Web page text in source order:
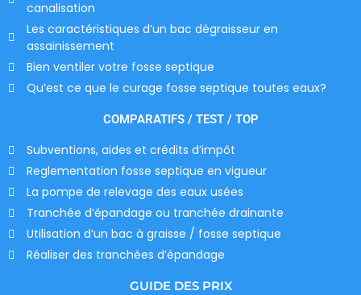
canalisation
Les caractéristiques d’un bac dégraisseur en
assainissement
Bien ventiler votre fosse septique
Qu’est ce que le curage fosse septique toutes eaux?
COMPARATIFS / TEST / TOP
Subventions, aides et crédits d’impôt
Reglementation fosse septique en vigueur
La pompe de relevage des eaux usées
Tranchée d’épandage ou tranchée drainante
Utilisation d’un bac à graisse / fosse septique
Réaliser des tranchées d’épandage
GUIDE DES PRIX